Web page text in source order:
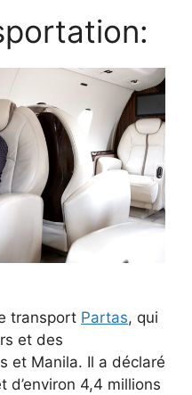
transport Partas, qui
et des
et Manila. Il a déclaré
d’environ 4,4 millions